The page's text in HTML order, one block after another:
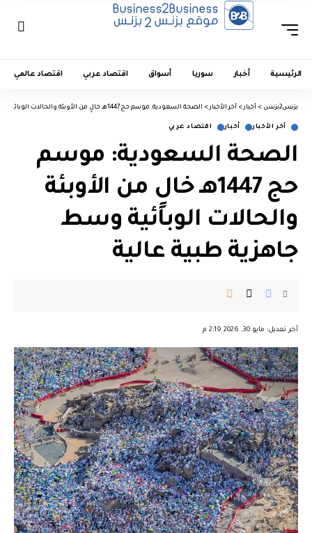
الرئيسية أخبار سوريا أسواق اقتصاد عربي اقتصاد عالمي
بزنس2بزنس > أخبار > آخر الأخبار > الصحة السعودية: موسم حج 1447هـ خالٍ من الأوبئة والحالات الوبائية وسط جاهزية طبية عالية
آخر الأخبار أخبار اقتصاد عربي
الصحة السعودية: موسم
حج 1447هـ خالٍ من الأوبئة
والحالات الوبائية وسط
جاهزية طبية عالية
آخر تعديل: مايو 30, 2026 2:19 م